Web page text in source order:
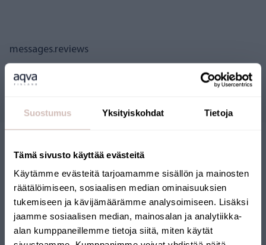
Suostumus Yksityiskohdat Tietoja
Tämä sivusto käyttää evästeitä
Käytämme evästeitä tarjoamamme sisällön ja mainosten
räätälöimiseen, sosiaalisen median ominaisuuksien
tukemiseen ja kävijämäärämme analysoimiseen. Lisäksi
jaamme sosiaalisen median, mainosalan ja analytiikka-
alan kumppaneillemme tietoja siitä, miten käytät
messages.reviews
BOUTIQUE EN LIGNE